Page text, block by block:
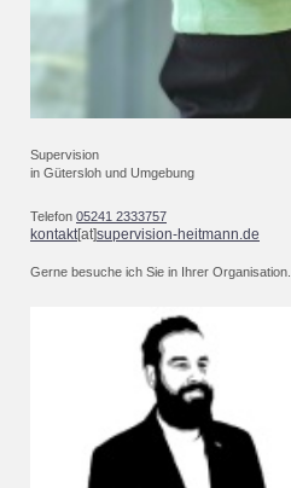
Supervision
in Gütersloh und Umgebung
Telefon 05241 2333757
kontakt[at]supervision-heitmann.de
Gerne besuche ich Sie in Ihrer Organisation.